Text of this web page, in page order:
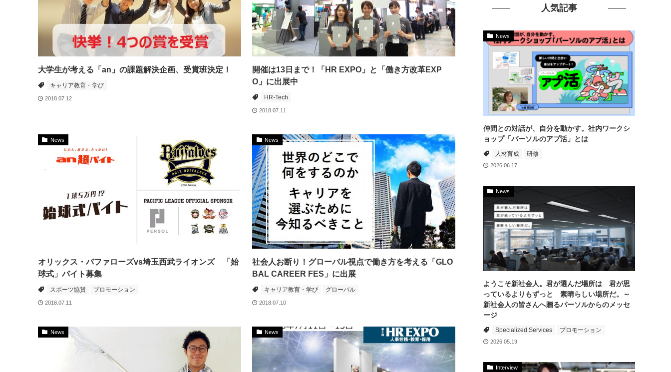
大学生が考える「an」の課題解決企画、受賞班決定！
キャリア教育・学び
2018.07.12
開催は13日まで！「HR EXPO」と「働き方改革EXP
O」に出展中
HR-Tech
2018.07.11
News
オリックス・バファローズvs埼玉西武ライオンズ 「始
球式」バイト募集
スポーツ協賛 プロモーション
2018.07.11
News
社会人お断り！グローバル視点で働き方を考える「GLO
BAL CAREER FES」に出展
キャリア教育・学び グローバル
2018.07.10
News News
人気記事
News
仲間との対話が、自分を動かす。社内ワークシ
ョップ「パーソルのアプ活」とは
人材育成 研修
2026.06.17
News
ようこそ新社会人。君が選んだ場所は 君が思
っているよりもずっと 素晴らしい場所だ。～
新社会人の皆さんへ贈るパーソルからのメッセ
ージ
Specialized Services プロモーション
2026.05.19
Interview